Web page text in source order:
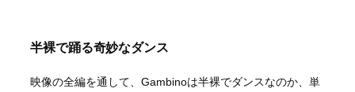
半裸で踊る奇妙なダンス
映像の全編を通して、Gambinoは半裸でダンスなのか、単